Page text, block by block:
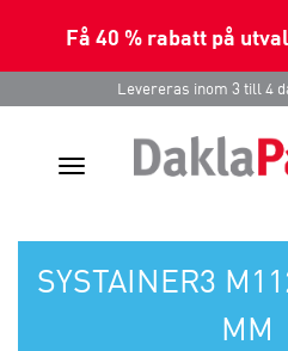
Få 40 % rabatt på
Levereras inom 3 till 4
Toggle
SYSTAINER3
MM